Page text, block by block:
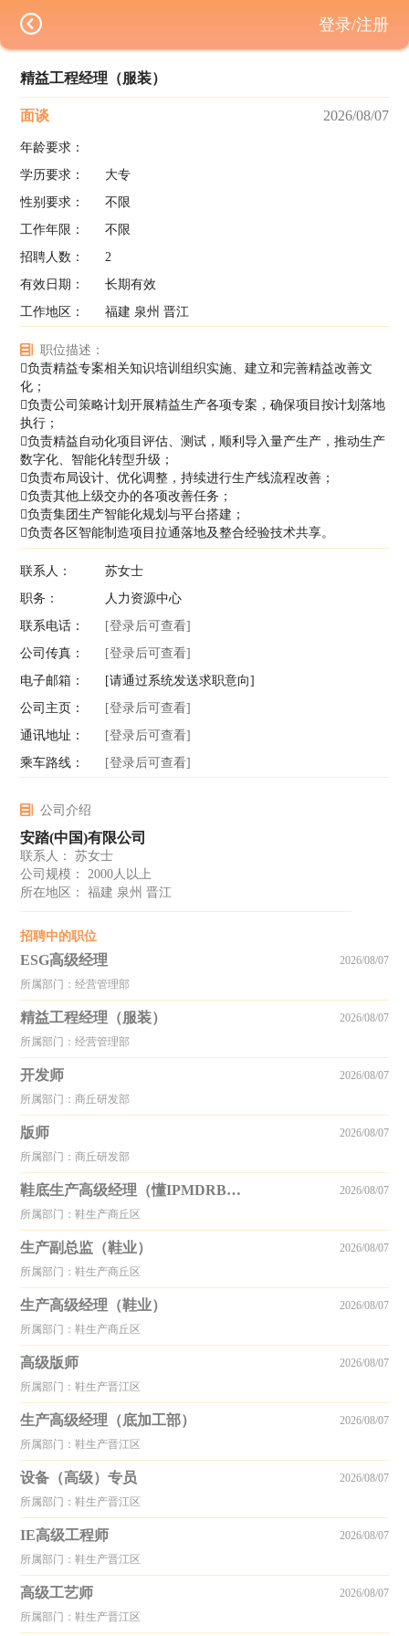
精益工程经理（服装）
面谈 2026/08/07
年龄要求：
学历要求：
大专
性别要求：
不限
工作年限：
不限
招聘人数：
2
有效日期：
长期有效
工作地区：
福建 泉州 晋江
职位描述：
负责精益专案相关知识培训组织实施、建立和完善精益改善文
化；
负责公司策略计划开展精益生产各项专案，确保项目按计划落地
执行；
负责精益自动化项目评估、测试，顺利导入量产生产，推动生产
数字化、智能化转型升级；
负责布局设计、优化调整，持续进行生产线流程改善；
负责其他上级交办的各项改善任务；
负责集团生产智能化规划与平台搭建；
负责各区智能制造项目拉通落地及整合经验技术共享。
联系人：
苏女士
职务：
人力资源中心
联系电话：
[登录后可查看]
公司传真：
[登录后可查看]
电子邮箱：
[请通过系统发送求职意向]
公司主页：
[登录后可查看]
通讯地址：
[登录后可查看]
乘车路线：
[登录后可查看]
公司介绍
安踏(中国)有限公司
联系人： 苏女士
公司规模： 2000人以上
所在地区： 福建 泉州 晋江
招聘中的职位
ESG高级经理
所属部门：经营管理部
2026/08/07
精益工程经理（服装）
所属部门：经营管理部
2026/08/07
开发师
所属部门：商丘研发部
2026/08/07
版师
所属部门：商丘研发部
2026/08/07
鞋底生产高级经理（懂IPMDRB组合其中两个）
所属部门：鞋生产商丘区
2026/08/07
生产副总监（鞋业）
所属部门：鞋生产商丘区
2026/08/07
生产高级经理（鞋业）
所属部门：鞋生产商丘区
2026/08/07
高级版师
所属部门：鞋生产晋江区
2026/08/07
生产高级经理（底加工部）
所属部门：鞋生产晋江区
2026/08/07
设备（高级）专员
所属部门：鞋生产晋江区
2026/08/07
IE高级工程师
所属部门：鞋生产晋江区
2026/08/07
高级工艺师
所属部门：鞋生产晋江区
2026/08/07
登录/注册